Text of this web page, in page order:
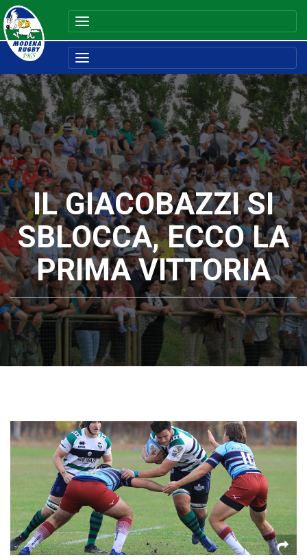
IL GIACOBAZZI SI
SBLOCCA, ECCO LA
PRIMA VITTORIA